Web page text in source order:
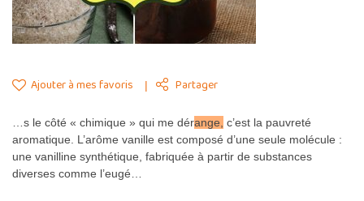
Ajouter à mes favoris Partager
…s le côté « chimique » qui me dérange, c’est la pauvreté
aromatique. L’arôme vanille est composé d’une seule molécule :
une vanilline synthétique, fabriquée à partir de substances
diverses comme l’eugé…